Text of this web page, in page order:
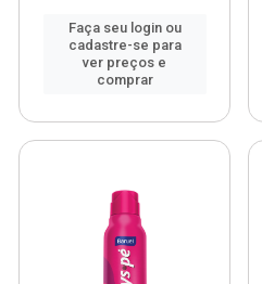
Faça seu login ou
cadastre-se para
ver preços e
comprar